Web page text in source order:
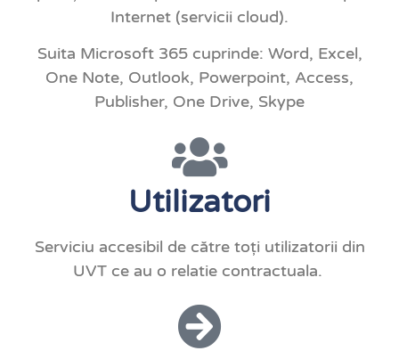
Internet (servicii cloud).
Suita Microsoft 365cuprinde: Word, Excel,
One Note, Outlook, Powerpoint, Access,
Publisher, One Drive, Skype
Utilizatori
Serviciu accesibil de către toți utilizatorii din
UVT ce au o relatie contractuala.